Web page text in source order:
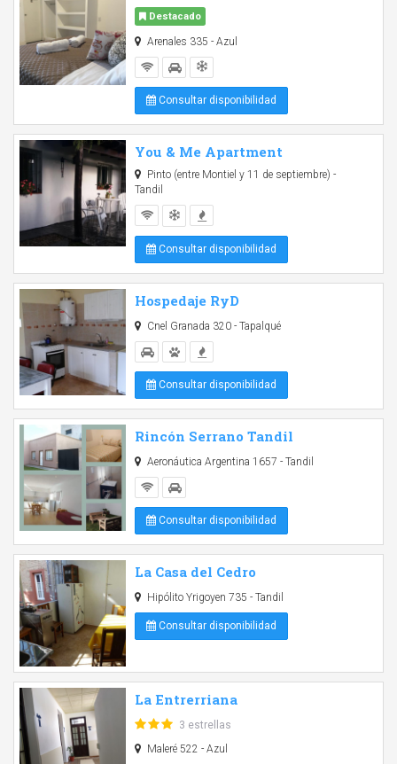
Destacado
Arenales 335 - Azul
Consultar disponibilidad
You & Me Apartment
Pinto (entre Montiel y 11 de septiembre) -
Tandil
Consultar disponibilidad
Hospedaje RyD
Cnel Granada 320 - Tapalqué
Consultar disponibilidad
Rincón Serrano Tandil
Aeronáutica Argentina 1657 - Tandil
Consultar disponibilidad
La Casa del Cedro
Hipólito Yrigoyen 735 - Tandil
Consultar disponibilidad
La Entrerriana
3 estrellas
Maleré 522 - Azul